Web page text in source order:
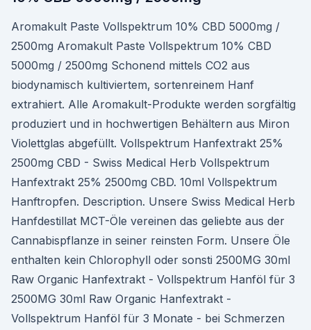
Aromakult Paste Vollspektrum 10% CBD 5000mg /
2500mg Aromakult Paste Vollspektrum 10% CBD
5000mg / 2500mg Schonend mittels CO2 aus
biodynamisch kultiviertem, sortenreinem Hanf
extrahiert. Alle Aromakult-Produkte werden sorgfältig
produziert und in hochwertigen Behältern aus Miron
Violettglas abgefüllt. Vollspektrum Hanfextrakt 25%
2500mg CBD - Swiss Medical Herb Vollspektrum
Hanfextrakt 25% 2500mg CBD. 10ml Vollspektrum
Hanftropfen. Description. Unsere Swiss Medical Herb
Hanfdestillat MCT-Öle vereinen das geliebte aus der
Cannabispflanze in seiner reinsten Form. Unsere Öle
enthalten kein Chlorophyll oder sonsti 2500MG 30ml
Raw Organic Hanfextrakt - Vollspektrum Hanföl für 3
2500MG 30ml Raw Organic Hanfextrakt -
Vollspektrum Hanföl für 3 Monate - bei Schmerzen